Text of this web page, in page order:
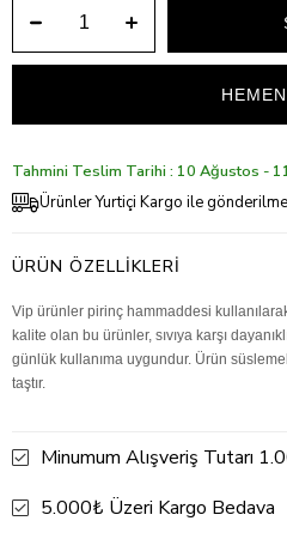
Tahmini Teslim Tarihi : 10 Ağustos -
Ürünler Yurtiçi Kargo ile
ÜRÜN ÖZELLIKLERI
Vip ürünler pirinç hammaddesi
kalite olan bu ürünler, sıvıya karşı
günlük kullanıma uygundur. Ürün
taştır.
Minumum Alışveriş Tutarı
5.000₺ Üzeri Kargo Bedava